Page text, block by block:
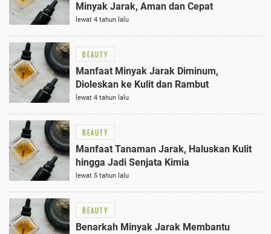
Minyak Jarak, Aman dan Cepat
lewat 4 tahun lalu
BEAUTY
Manfaat Minyak Jarak Diminum,
Dioleskan ke Kulit dan Rambut
lewat 4 tahun lalu
BEAUTY
Manfaat Tanaman Jarak, Haluskan Kulit
hingga Jadi Senjata Kimia
lewat 5 tahun lalu
BEAUTY
Benarkah Minyak Jarak Membantu